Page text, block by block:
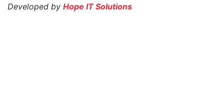
Developed by Hope IT Solutions